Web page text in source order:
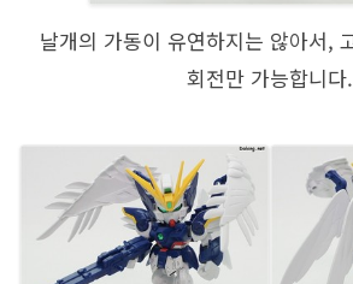
날개의 가동이 유연하지는 않아서,
회전만 가능합니다.